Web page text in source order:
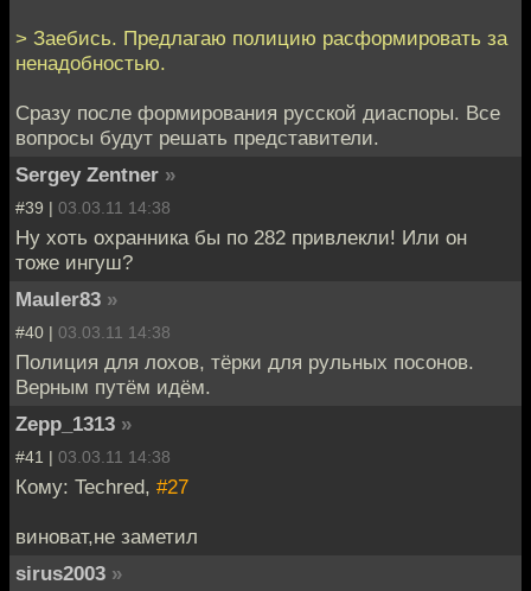
> Заебись. Предлагаю полицию расформировать за
ненадобностью.
Сразу после формирования русской диаспоры. Все
вопросы будут решать представители.
Sergey Zentner »
#39 | 03.03.11 14:38
Ну хоть охранника бы по 282 привлекли! Или он
тоже ингуш?
Mauler83 »
#40 | 03.03.11 14:38
Полиция для лохов, тёрки для рульных посонов.
Верным путём идём.
Zepp_1313 »
#41 | 03.03.11 14:38
Кому: Techred, #27
виноват,не заметил
sirus2003 »